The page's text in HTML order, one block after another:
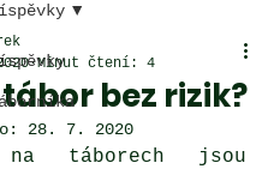
bez rizik?
Minut čtení: 4
28. 7. 2020
táborech jsou